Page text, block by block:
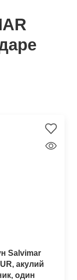
Salvimar
акулий
один